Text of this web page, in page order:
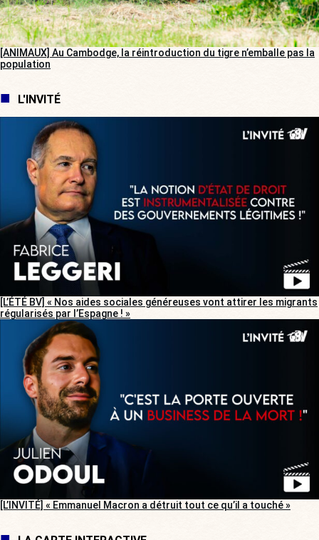
[ANIMAUX] Au Cambodge, la réintroduction du tigre n’emballe pas la
population
L'INVITÉ
[L’ÉTÉ BV] « Nos aides sociales généreuses vont attirer les migrants
régularisés par l’Espagne ! »
[L’INVITÉ] « Emmanuel Macron a détruit tout ce qu’il a touché »